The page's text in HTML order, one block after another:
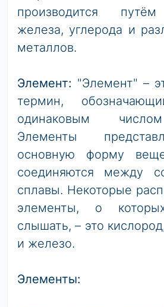
производится
железа, углерода и
металлов.
Элемент: "Элемент" –
термин,
одинаковым
Элементы
основную форму
соединяются между
сплавы. Некоторые
элементы, о
слышать, – это
и железо.
Элементы: